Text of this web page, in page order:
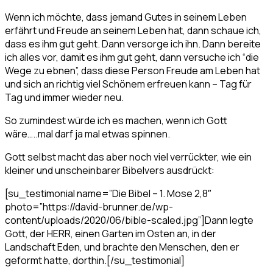
Wenn ich möchte, dass jemand Gutes in seinem Leben
erfährt und Freude an seinem Leben hat, dann schaue ich,
dass es ihm gut geht. Dann versorge ich ihn. Dann bereite
ich alles vor, damit es ihm gut geht, dann versuche ich “die
Wege zu ebnen”, dass diese Person Freude am Leben hat
und sich an richtig viel Schönem erfreuen kann – Tag für
Tag und immer wieder neu.
So zumindest würde ich es machen, wenn ich Gott
wäre…..mal darf ja mal etwas spinnen.
Gott selbst macht das aber noch viel verrückter, wie ein
kleiner und unscheinbarer Bibelvers ausdrückt:
[su_testimonial name=”Die Bibel – 1. Mose 2,8″
photo=”https://david-brunner.de/wp-
content/uploads/2020/06/bible-scaled.jpg”]Dann legte
Gott, der HERR, einen Garten im Osten an, in der
Landschaft Eden, und brachte den Menschen, den er
geformt hatte, dorthin.[/su_testimonial]